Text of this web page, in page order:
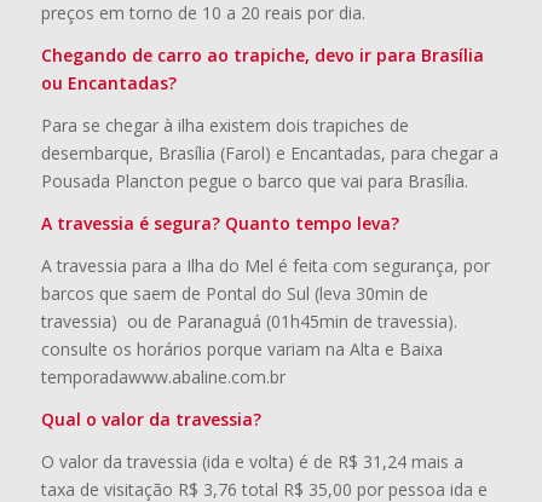
preços em torno de 10 a 20 reais por dia.
Chegando de carro ao trapiche, devo ir para Brasília
ou Encantadas?
Para se chegar à ilha existem dois trapiches de
desembarque, Brasília (Farol) e Encantadas, para chegar a
Pousada Plancton pegue o barco que vai para Brasília.
A travessia é segura? Quanto tempo leva?
A travessia para a Ilha do Mel é feita com segurança, por
barcos que saem de Pontal do Sul (leva 30min de
travessia) ou de Paranaguá (01h45min de travessia).
consulte os horários porque variam na Alta e Baixa
temporadawww.abaline.com.br
Qual o valor da travessia?
O valor da travessia (ida e volta) é de R$ 31,24 mais a
taxa de visitação R$ 3,76 total R$ 35,00 por pessoa ida e